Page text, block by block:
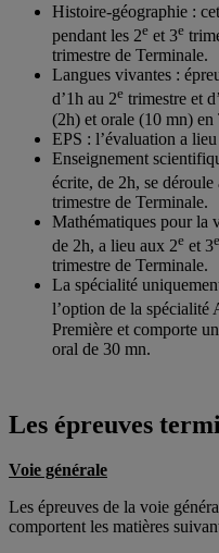
Histoire-géographie :
pendant les 2e et 3e
trimestre de Terminale.
Langues vivantes :
d’1h au 2e trimestre et
(2h) et orale (10 mn) en
EPS : l’évaluation a
Enseignement
écrite, de 2h, se déroule
trimestre de Terminale.
Mathématiques pour la
de 2h, a lieu aux 2e et 3e
trimestre de Terminale.
La spécialité
l’option de la spécialité
Première et comporte
oral de 30 mn.
Les épreuves
Voie générale
Les épreuves de la voie
comportent les matières